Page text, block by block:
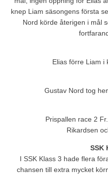
knep Liam säsongens första
Nord körde återigen i mål
Elias förre Liam i
Gustav Nord tog
Prispallen race 2
Rikardsen
SSK
I SSK Klass 3 hade flera
chansen till extra mycket